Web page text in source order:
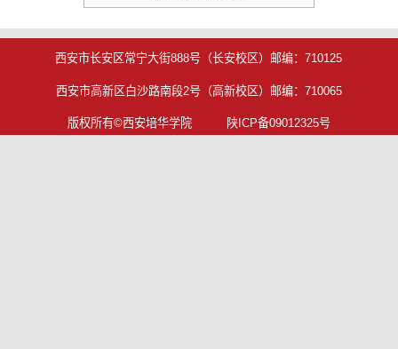
西安市长安区常宁大街888号（长安校区）邮编：710125
西安市高新区白沙路南段2号（高新校区）邮编：710065
版权所有©西安培华学院 陕ICP备09012325号